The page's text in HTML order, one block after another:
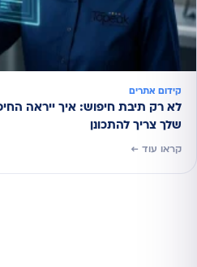
קידום אתרים
שלך צריך להתכונן
קראו עוד ←